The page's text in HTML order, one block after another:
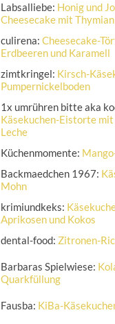
Labsalliebe: Honig und
Cheesecake mit Thymian
culirena: Cheesecake-
Erdbeeren und Karamell
zimtkringel: Kirsch-
Pumpernickelboden
1x umrühren bitte aka
Käsekuchen-Eistorte mit
Leche
Küchenmomente:
Backmaedchen 1967:
Mohn
krimiundkeks:
Aprikosen und Kokos
dental-food: Zitronen-
Barbaras Spielwiese:
Quarkfüllung
Fausba: KiBa-